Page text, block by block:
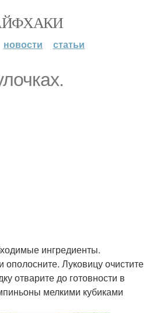
новости статьи
ингредиенты.
Луковицу очистите
отварите до готовности в
мелкими кубиками